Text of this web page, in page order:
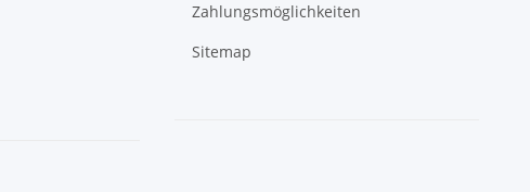
Zahlungsmöglichkeiten
Sitemap